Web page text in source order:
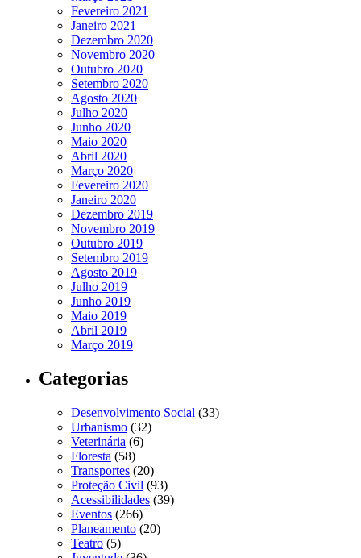
Fevereiro 2021
Janeiro 2021
Dezembro 2020
Novembro 2020
Outubro 2020
Setembro 2020
Agosto 2020
Julho 2020
Junho 2020
Maio 2020
Abril 2020
Março 2020
Fevereiro 2020
Janeiro 2020
Dezembro 2019
Novembro 2019
Outubro 2019
Setembro 2019
Agosto 2019
Julho 2019
Junho 2019
Maio 2019
Abril 2019
Março 2019
Categorias
Desenvolvimento Social (33)
Urbanismo (32)
Veterinária (6)
Floresta (58)
Transportes (20)
Proteção Civil (93)
Acessibilidades (39)
Eventos (266)
Planeamento (20)
Teatro (5)